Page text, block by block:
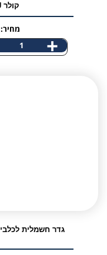
קולר TPU מקצועי לכלבים
מחיר:
+
כמות
של